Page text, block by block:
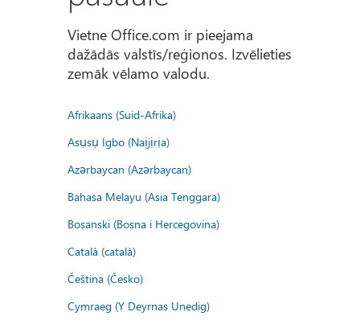
Vietne Office.com ir pieejama
dažādās valstīs/reģionos. Izvēlieties
zemāk vēlamo valodu.
Afrikaans (Suid-Afrika)
Asụsụ Igbo (Naịjịrịa)
Azərbaycan (Azərbaycan)
Bahasa Melayu (Asia Tenggara)
Bosanski (Bosna i Hercegovina)
Català (català)
Čeština (Česko)
Cymraeg (Y Deyrnas Unedig)